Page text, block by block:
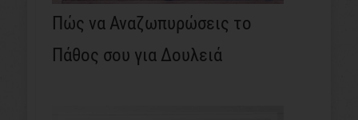
Πώς να Αναζωπυρώσεις το
Πάθος σου για Δουλειά